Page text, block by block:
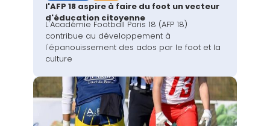
l'AFP 18 aspire à faire du foot un vecteur
d'éducation citoyenne
L'Académie Football Paris 18 (AFP 18)
contribue au développement à
l'épanouissement des ados par le foot et la
culture